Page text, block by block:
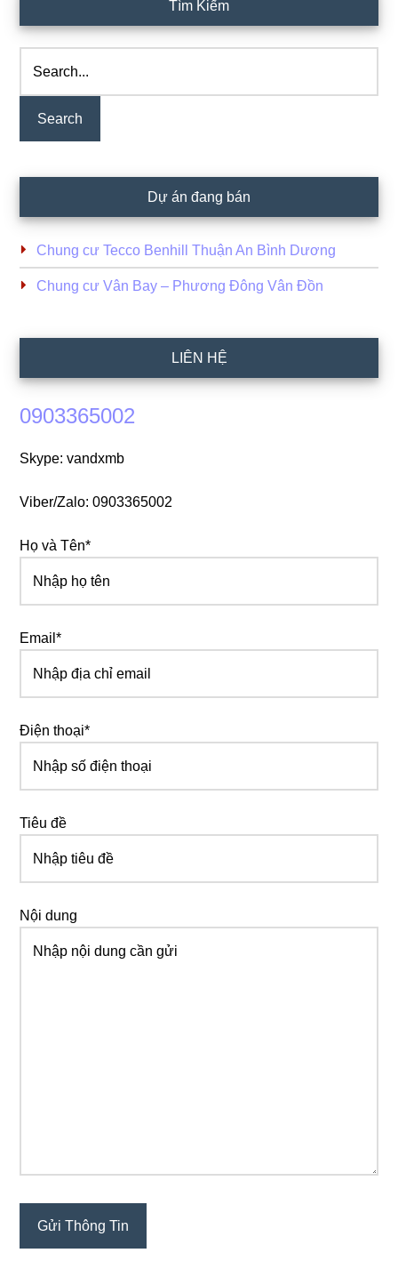
Sidebar
Tìm Kiếm
Dự án đang bán
Chung cư Tecco Benhill Thuận An Bình Dương
Chung cư Vân Bay – Phương Đông Vân Đồn
LIÊN HỆ
0903365002
Skype: vandxmb
Viber/Zalo: 0903365002
Họ và Tên*
Email*
Điện thoại*
Tiêu đề
Nội dung